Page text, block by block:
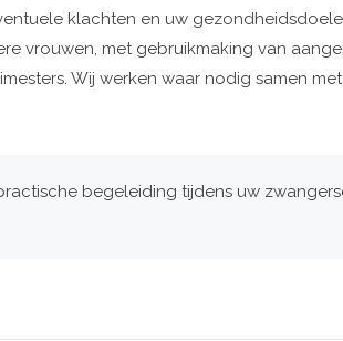
klachten en uw
vrouwen, met gebruikmaking van
Wij werken waar nodig samen
begeleiding tijdens uw